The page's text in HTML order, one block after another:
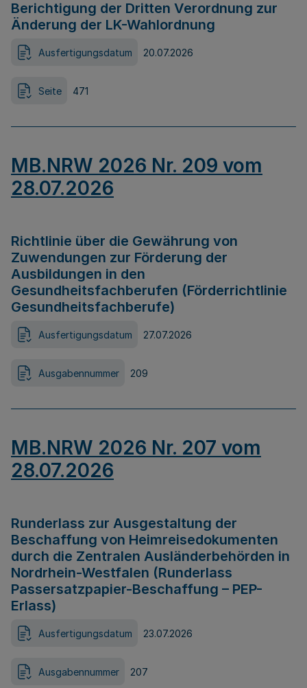
Berichtigung der Dritten Verordnung zur
Änderung der LK-Wahlordnung
Ausfertigungsdatum 20.07.2026
Seite 471
MB.NRW 2026 Nr. 209 vom
28.07.2026
Richtlinie über die Gewährung von
Zuwendungen zur Förderung der
Ausbildungen in den
Gesundheitsfachberufen (Förderrichtlinie
Gesundheitsfachberufe)
Ausfertigungsdatum 27.07.2026
Ausgabennummer 209
MB.NRW 2026 Nr. 207 vom
28.07.2026
Runderlass zur Ausgestaltung der
Beschaffung von Heimreisedokumenten
durch die Zentralen Ausländerbehörden in
Nordrhein-Westfalen (Runderlass
Passersatzpapier-Beschaffung – PEP-
Erlass)
Ausfertigungsdatum 23.07.2026
Ausgabennummer 207